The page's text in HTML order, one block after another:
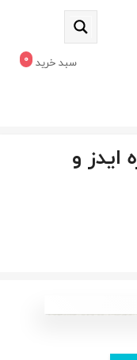
سبد خرید 0
ایدز و